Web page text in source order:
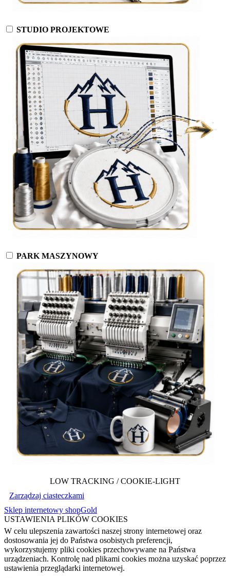
STUDIO PROJEKTOWE
PARK MASZYNOWY
LOW TRACKING / COOKIE-LIGHT
Zarządzaj ciasteczkami
Sklep internetowy shopGold
USTAWIENIA PLIKÓW COOKIES
W celu ulepszenia zawartości naszej strony internetowej oraz
dostosowania jej do Państwa osobistych preferencji,
wykorzystujemy pliki cookies przechowywane na Państwa
urządzeniach. Kontrolę nad plikami cookies można uzyskać poprzez
ustawienia przeglądarki internetowej.